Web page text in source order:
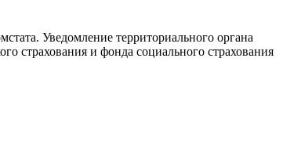
Уведомление территориального органа
страхования и фонда социального страхования